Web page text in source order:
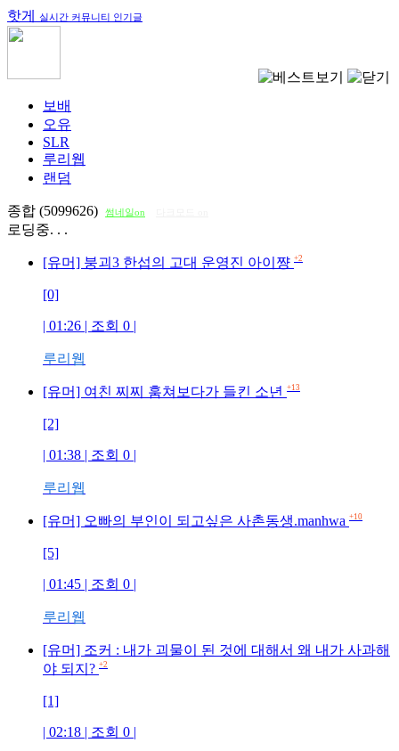
핫게 실시간 커뮤니티 인기글
보배
오유
SLR
루리웹
랜덤
종합 (5099626) 썸네일on
로딩중. . .
[유머] 붕괴3 한섭의 고대 운영진 아이쨩 +2
[0]
| 01:26 | 조회 0 |
루리웹
[유머] 여친 찌찌 훔쳐보다가 들킨 소년 +13
[2]
| 01:38 | 조회 0 |
루리웹
[유머] 오빠의 부인이 되고싶은 사촌동생.manhwa +10
[5]
| 01:45 | 조회 0 |
루리웹
[유머] 조커 : 내가 괴물이 된 것에 대해서 왜 내가 사과해
야 되지? +2
[1]
| 02:18 | 조회 0 |